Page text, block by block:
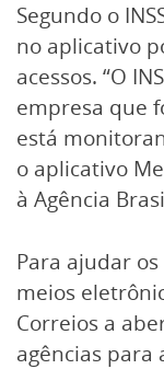
Segundo o
no aplicativo
acessos. “O
empresa que
está
o aplicativo
à Agência
Para ajudar
meios
Correios a
agências